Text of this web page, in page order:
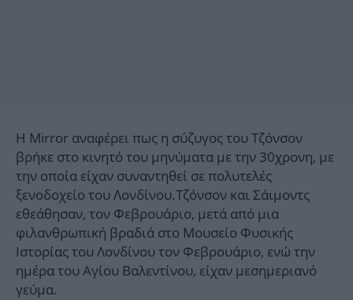
Η Mirror αναφέρει πως η σύζυγος του Τζόνσον
βρήκε στο κινητό του μηνύματα με την 30χρονη, με
την οποία είχαν συναντηθεί σε πολυτελές
ξενοδοχείο του Λονδίνου.Τζόνσον και Σάιμοντς
εθεάθησαν, τον Φεβρουάριο, μετά από μια
φιλανθρωπική βραδιά στο Μουσείο Φυσικής
Ιστορίας του Λονδίνου τον Φεβρουάριο, ενώ την
ημέρα του Αγίου Βαλεντίνου, είχαν μεσημεριανό
γεύμα.